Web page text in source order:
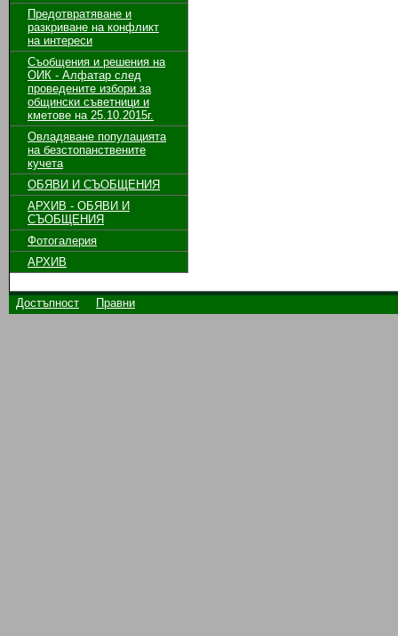
Предотвратяване и
разкриване на конфликт
на интереси
Съобщения и решения на
ОИК - Алфатар след
проведените избори за
общински съветници и
кметове на 25.10.2015г.
Овладяване популацията
на безстопанствените
кучета
ОБЯВИ И СЪОБЩЕНИЯ
АРХИВ - ОБЯВИ И
СЪОБЩЕНИЯ
Фотогалерия
АРХИВ
Достъпност Правни